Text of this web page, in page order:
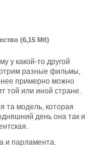
(6,15 Мб)
у какой-то другой
разные фильмы,
примерно можно
той или иной стране.
та модель, которая
день она так и
и парламента.